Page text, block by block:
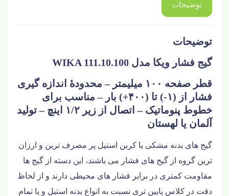
توضیحات
توضیحات
گیج فشار ویکا مدل WIKA 111.10.100
قطر صفحه ۱۰۰ میلیمتر – محدودۀ اندازه گیری
فشار از (۱-) تا (۴۰۰+) بار – مناسب برای
خطوط پنوماتیک – اتصال از زیر ۱/۲ اینچ – تولید
آلمان یا لهستان
گیج های بدنه مشکی یا کربن استیل پر مصرف ترین و ارزان
ترین گروه از گیج های فشار می باشند، این دسته از گیج ها
مقاومت کمتری در برابر فشار های محیطی دارند و از لحاظ
دقت در کلاس پایین تری نسبت به انواع بدنه استیل و یا تمام